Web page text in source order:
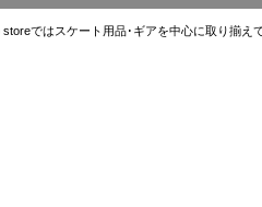
スケート用品･ギアを中心に取り揃えてい